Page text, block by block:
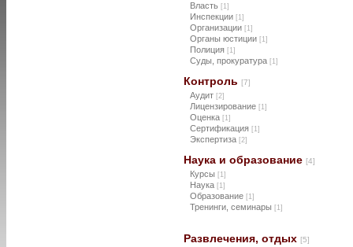
Власть [1]
Инспекции [1]
Организации [1]
Органы юстиции [1]
Полиция [1]
Суды, прокуратура [1]
Контроль [7]
Аудит [2]
Лицензирование [1]
Оценка [1]
Сертификация [1]
Экспертиза [2]
Наука и образование [4]
Курсы [1]
Наука [1]
Образование [1]
Тренинги, семинары [1]
Развлечения, отдых [5]